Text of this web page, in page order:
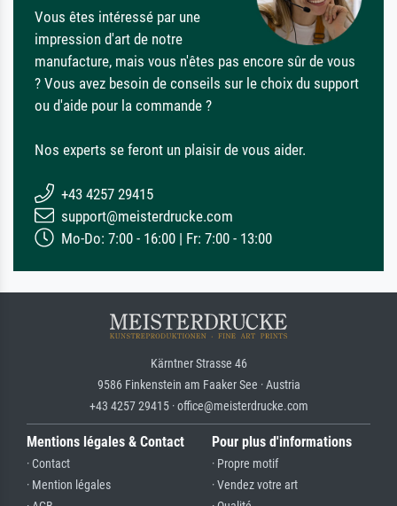
Vous êtes intéressé par une
impression d'art de notre
manufacture, mais vous n'êtes pas encore sûr de vous
? Vous avez besoin de conseils sur le choix du support
ou d'aide pour la commande ?
Nos experts se feront un plaisir de vous aider.
+43 4257 29415
support@meisterdrucke.com
Mo-Do: 7:00 - 16:00 | Fr: 7:00 - 13:00
Kärntner Strasse 46
9586 Finkenstein am Faaker See · Austria
+43 4257 29415 · office@meisterdrucke.com
Mentions légales & Contact
· Contact
· Mention légales
Pour plus d'informations
· Propre motif
· Vendez votre art